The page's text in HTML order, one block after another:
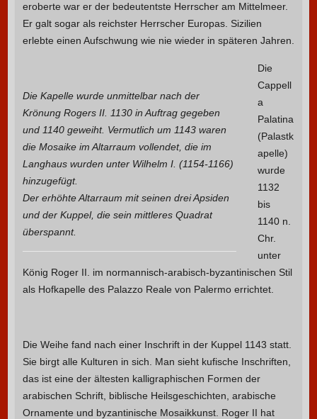
eroberte war er der bedeutentste Herrscher am Mittelmeer.
Er galt sogar als reichster Herrscher Europas. Sizilien
erlebte einen Aufschwung wie nie wieder in späteren Jahren.
Die Kapelle wurde unmittelbar nach der
Krönung Rogers II. 1130 in Auftrag gegeben
und 1140 geweiht. Vermutlich um 1143 waren
die Mosaike im Altarraum vollendet, die im
Langhaus wurden unter Wilhelm I. (1154-1166)
hinzugefügt.
Der erhöhte Altarraum mit seinen drei Apsiden
und der Kuppel, die sein mittleres Quadrat
überspannt.
Die
Cappell
a
Palatina
(Palastk
apelle)
wurde
1132
bis
1140 n.
Chr.
unter
König Roger II. im normannisch-arabisch-byzantinischen Stil
als Hofkapelle des Palazzo Reale von Palermo errichtet.
Die Weihe fand nach einer Inschrift in der Kuppel 1143 statt.
Sie birgt alle Kulturen in sich. Man sieht kufische Inschriften,
das ist eine der ältesten kalligraphischen Formen der
arabischen Schrift, biblische Heilsgeschichten, arabische
Ornamente und byzantinische Mosaikkunst. Roger II hat